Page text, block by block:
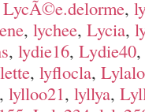
LycÃ©e.delorme,
, lychee, Lycia,
, lydie16, Lydie40,
, lyflocla,
, lylloo21, lyllya,